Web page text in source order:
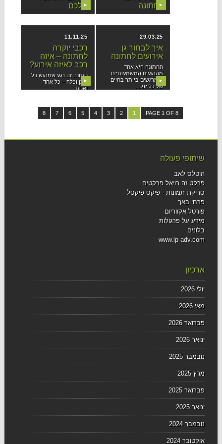
שלכם
בחיינו. הוא מלא...
▶
לחתונה
▶
11.11.25
רכבי יוקרה
לחתונה – איזה
רכב לאיזה אירוע?
חתונה זה רגע שמרגש כל
חתן וכלה – כל אחד
ואחת...
▶
29.03.25
איך לבחור גן
אירועים לחתונה
החתונה היא אחד
מהרגעים המשמעותיים
והמרגשים ביותר בחיים
של כל זוג....
▶
PAGE 1 OF 8
1
2
3
4
5
6
7
8
שיתופי פעולה
הוטלס לאב
פרקט זה רויאל פרקטים
סריקת תמונות - פיקס פיקסל
פרחי באך
פורטל אקווריום
מידע על פרגולות
בלונים
www.lp-adv.com
ארכיון
יולי 2026
מאי 2026
פברואר 2026
ינואר 2026
נובמבר 2025
מרץ 2025
פברואר 2025
ינואר 2025
נובמבר 2024
אוקטובר 2024